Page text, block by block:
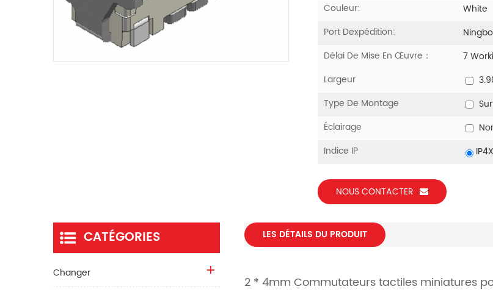
Couleur:
White
Port Dexpédition:
Délai De Mise En Œuvre：
7
Largeur
Type De Montage
Éclairage
Indice IP
IP4X
NOUS CONTACTER
LES DÉTAILS DU PRODUIT
2 * 4mm Commutateurs tactiles miniatures
CATÉGORIES
Changer